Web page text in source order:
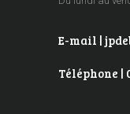
E-mail |
Téléphone |